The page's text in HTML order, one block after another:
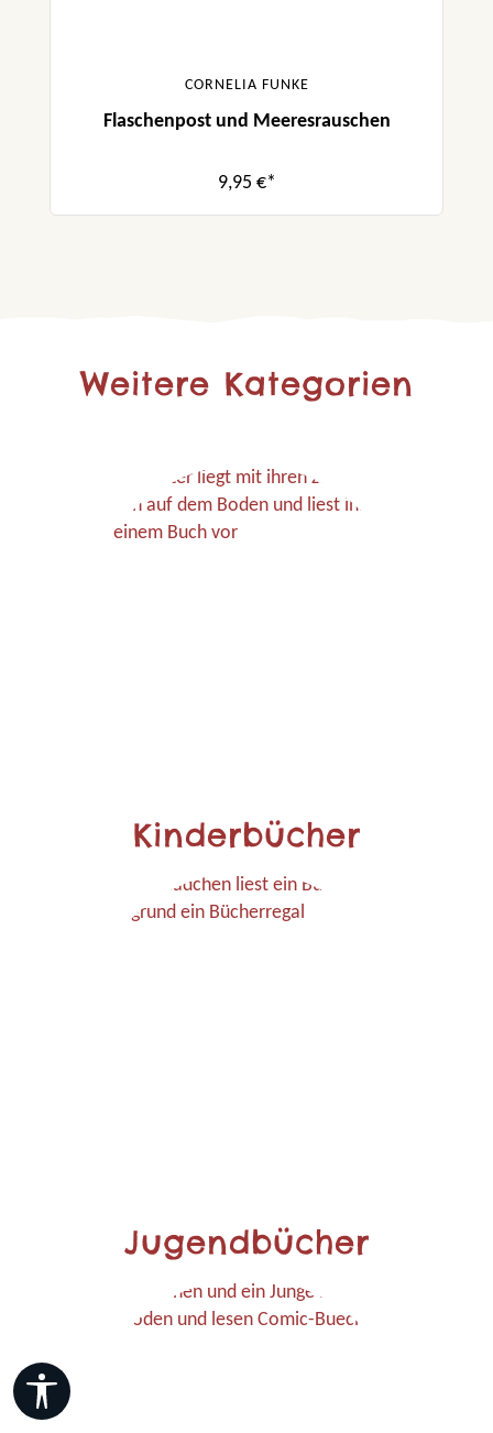
CORNELIA FUNKE
Flaschenpost und Meeresrauschen
9,95 €*
Weitere Kategorien
Kinderbücher
Jugendbücher
Werkzeugleiste anzeigen